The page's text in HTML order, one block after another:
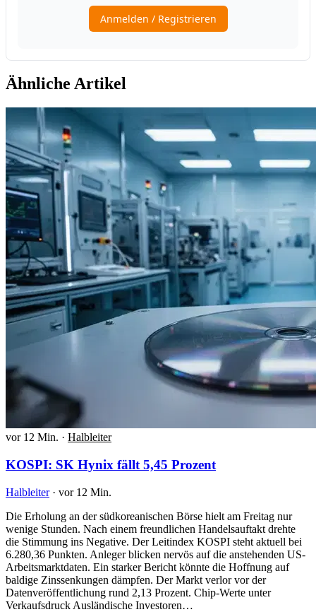
Ähnliche Artikel
vor 12 Min. · Halbleiter
KOSPI: SK Hynix fällt 5,45 Prozent
Halbleiter · vor 12 Min.
Die Erholung an der südkoreanischen Börse hielt am Freitag nur
wenige Stunden. Nach einem freundlichen Handelsauftakt drehte
die Stimmung ins Negative. Der Leitindex KOSPI steht aktuell bei
6.280,36 Punkten. Anleger blicken nervös auf die anstehenden US-
Arbeitsmarktdaten. Ein starker Bericht könnte die Hoffnung auf
baldige Zinssenkungen dämpfen. Der Markt verlor vor der
Datenveröffentlichung rund 2,13 Prozent. Chip-Werte unter
Verkaufsdruck Ausländische Investoren…